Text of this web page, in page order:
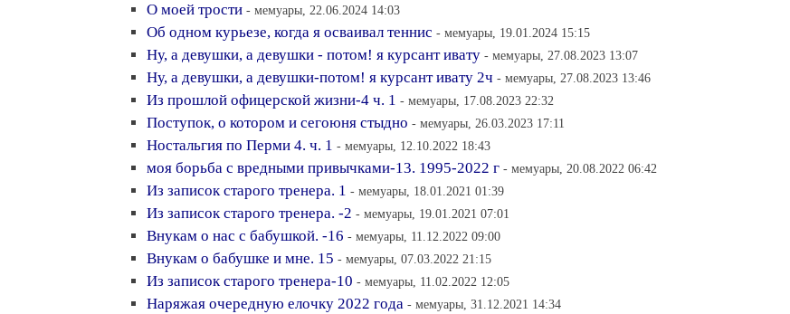
О моей трости - мемуары, 22.06.2024 14:03
Об одном курьезе, когда я осваивал теннис - мемуары, 19.01.2024 15:15
Ну, а девушки, а девушки - потом! я курсант ивату - мемуары, 27.08.2023 13:07
Ну, а девушки, а девушки-потом! я курсант ивату 2ч - мемуары, 27.08.2023 13:46
Из прошлой офицерской жизни-4 ч. 1 - мемуары, 17.08.2023 22:32
Поступок, о котором и сегоюня стыдно - мемуары, 26.03.2023 17:11
Ностальгия по Перми 4. ч. 1 - мемуары, 12.10.2022 18:43
моя борьба с вредными привычками-13. 1995-2022 г - мемуары, 20.08.2022 06:42
Из записок старого тренера. 1 - мемуары, 18.01.2021 01:39
Из записок старого тренера. -2 - мемуары, 19.01.2021 07:01
Внукам о нас с бабушкой. -16 - мемуары, 11.12.2022 09:00
Внукам о бабушке и мне. 15 - мемуары, 07.03.2022 21:15
Из записок старого тренера-10 - мемуары, 11.02.2022 12:05
Наряжая очередную елочку 2022 года - мемуары, 31.12.2021 14:34